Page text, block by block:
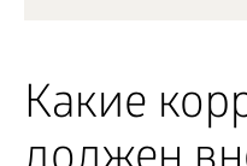
Какие